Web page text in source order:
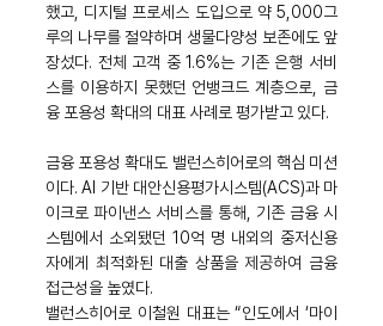
했고, 디지털 프로세스 도입으로 약 5,000그
루의 나무를 절약하며 생물다양성 보존에도 앞
장섰다. 전체 고객 중 1.6%는 기존 은행 서비
스를 이용하지 못했던 언뱅크드 계층으로, 금
융 포용성 확대의 대표 사례로 평가받고 있다.
금융 포용성 확대도 밸런스히어로의 핵심 미션
이다. AI 기반 대안신용평가시스템(ACS)과 마
이크로 파이낸스 서비스를 통해, 기존 금융 시
스템에서 소외됐던 10억 명 내외의 중저신용
자에게 최적화된 대출 상품을 제공하여 금융
접근성을 높였다.
밸런스히어로 이철원 대표는 “인도에서 ‘마이